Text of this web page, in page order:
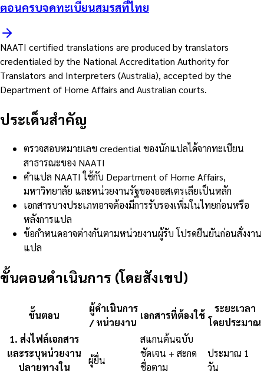
ตอนครบจดทะเบียนสมรสที่ไทย
NAATI certified translations are produced by translators
credentialed by the National Accreditation Authority for
Translators and Interpreters (Australia), accepted by the
Department of Home Affairs and Australian courts.
ประเด็นสำคัญ
ตรวจสอบหมายเลข credential ของนักแปลได้จากทะเบียน
สาธารณะของ NAATI
คำแปล NAATI ใช้กับ Department of Home Affairs,
มหาวิทยาลัย และหน่วยงานรัฐของออสเตรเลียเป็นหลัก
เอกสารบางประเภทอาจต้องมีการรับรองเพิ่มในไทยก่อนหรือ
หลังการแปล
ข้อกำหนดอาจต่างกันตามหน่วยงานผู้รับ โปรดยืนยันก่อนสั่งงาน
แปล
ขั้นตอนดำเนินการ (โดยสังเขป)
ขั้นตอน
ผู้ดำเนินการ
/ หน่วยงาน
เอกสารที่ต้องใช้
ระยะเวลา
โดยประมาณ
1. ส่งไฟล์เอกสาร
และระบุหน่วยงาน
ปลายทางใน
ผู้ยื่น
สแกนต้นฉบับ
ชัดเจน + สะกด
ชื่อตาม
ประมาณ 1
วัน